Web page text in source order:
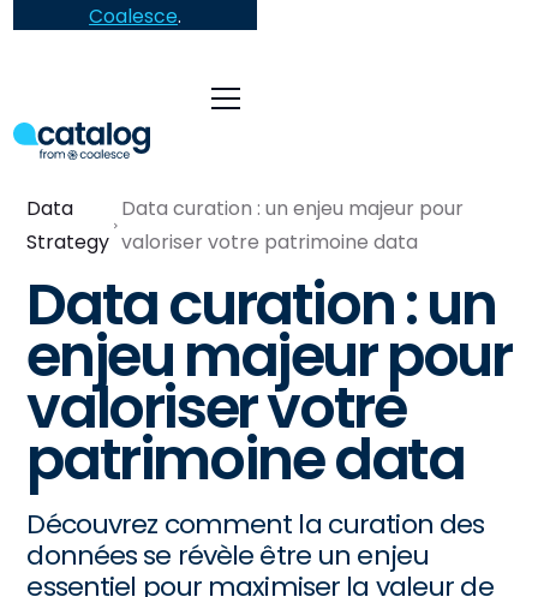
Coalesce.
Data
Strategy
Data curation : un enjeu majeur pour
valoriser votre patrimoine data
Data curation : un
enjeu majeur pour
valoriser votre
patrimoine data
Découvrez comment la curation des
données se révèle être un enjeu
essentiel pour maximiser la valeur de